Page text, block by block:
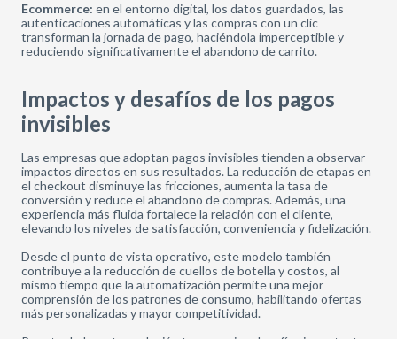
Ecommerce: en el entorno digital, los datos guardados, las
autenticaciones automáticas y las compras con un clic
transforman la jornada de pago, haciéndola imperceptible y
reduciendo significativamente el abandono de carrito.
Impactos y desafíos de los pagos
invisibles
Las empresas que adoptan pagos invisibles tienden a observar
impactos directos en sus resultados. La reducción de etapas en
el checkout disminuye las fricciones, aumenta la tasa de
conversión y reduce el abandono de compras. Además, una
experiencia más fluida fortalece la relación con el cliente,
elevando los niveles de satisfacción, conveniencia y fidelización.
Desde el punto de vista operativo, este modelo también
contribuye a la reducción de cuellos de botella y costos, al
mismo tiempo que la automatización permite una mejor
comprensión de los patrones de consumo, habilitando ofertas
más personalizadas y mayor competitividad.